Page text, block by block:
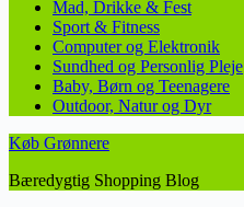
Mad, Drikke & Fest
Sport & Fitness
Computer og Elektronik
Sundhed og Personlig Pleje
Baby, Børn og Teenagere
Outdoor, Natur og Dyr
Køb Grønnere
Bæredygtig Shopping Blog